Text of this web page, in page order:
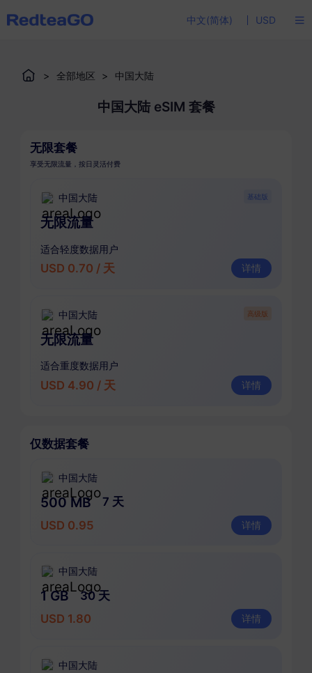
中文(简体) USD
> 全部地区 > 中国大陆
中国大陆 eSIM 套餐
无限套餐
享受无限流量，按日灵活付费
中国大陆
无限流量
适合轻度数据用户
USD 0.70 / 天 详情
基础版
中国大陆
无限流量
适合重度数据用户
USD 4.90 / 天 详情
高级版
仅数据套餐
中国大陆
500 MB
7 天
USD 0.95
详情
中国大陆
1 GB
30 天
USD 1.80
详情
中国大陆